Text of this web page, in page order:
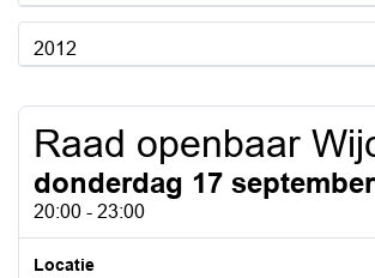
2012
Raad openbaar
donderdag 17
20:00 - 23:00
Locatie